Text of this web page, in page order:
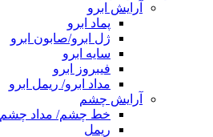
آرایش ابرو
پماد ابرو
ژل ابرو/صابون ابرو
سایه ابرو
فیبروز ابرو
مداد ابرو/ ریمل ابرو
آرایش چشم
خط چشم/ مداد چشم
ریمل